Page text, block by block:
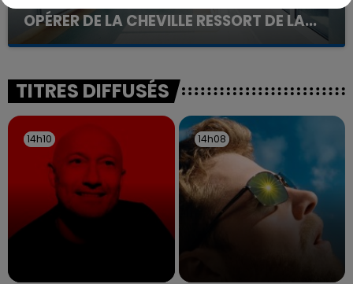
OPÉRER DE LA CHEVILLE RESSORT DE LA...
La famille a porté plainte contre la clinique qui a
excuses.
TITRES DIFFUSÉS
14h10
14h10 14h08
14h08